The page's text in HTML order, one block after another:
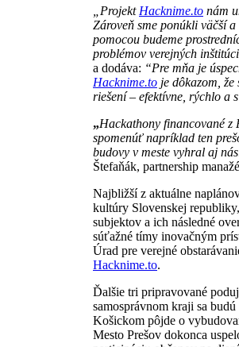
„Projekt Hacknime.to nám
Zároveň sme ponúkli väčší
pomocou budeme
problémov verejných
a dodáva: “Pre mňa je
Hacknime.to je dôkazom,
riešení – efektívne, rýchlo a
„Hackathony financované z
spomenúť napríklad ten
budovy v meste vyhral aj
Štefaňák, partnership
Najbližší z aktuálne
kultúry Slovenskej
subjektov a ich následné
súťažné tímy inovačným
Úrad pre verejné
Hacknime.to.
Ďalšie tri pripravované
samosprávnom kraji sa
Košickom pôjde o
Mesto Prešov dokonca